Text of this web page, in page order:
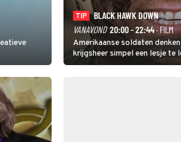
TIP
BLACK HAWK DOWN
VANAVOND 20:00 - 22:44· FILM
Amerikaanse soldaten
krijgsheer simpel een lesje te
helikopters verloopt in Black